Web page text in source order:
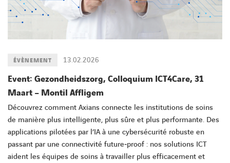
13.02.2026
ÉVÈNEMENT
Event: Gezondheidszorg, Colloquium ICT4Care, 31
Maart – Montil Affligem
Découvrez comment Axians connecte les institutions de soins
de manière plus intelligente, plus sûre et plus performante. Des
applications pilotées par l’IA à une cybersécurité robuste en
passant par une connectivité future‑proof : nos solutions ICT
aident les équipes de soins à travailler plus efficacement et